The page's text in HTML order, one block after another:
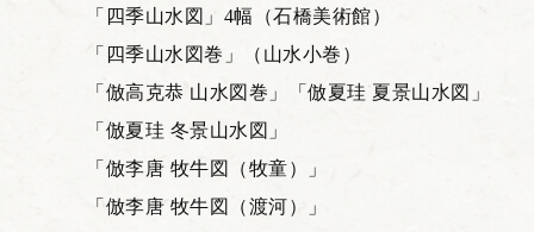
「四季山水図」4幅（石橋美術館）
「四季山水図巻」（山水小巻）
「倣高克恭 山水図巻」
「倣夏珪 夏景山水図」
「倣夏珪 冬景山水図」
「倣李唐 牧牛図（牧童）」
「倣李唐 牧牛図（渡河）」